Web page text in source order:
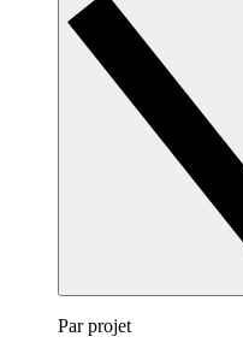
Par projet